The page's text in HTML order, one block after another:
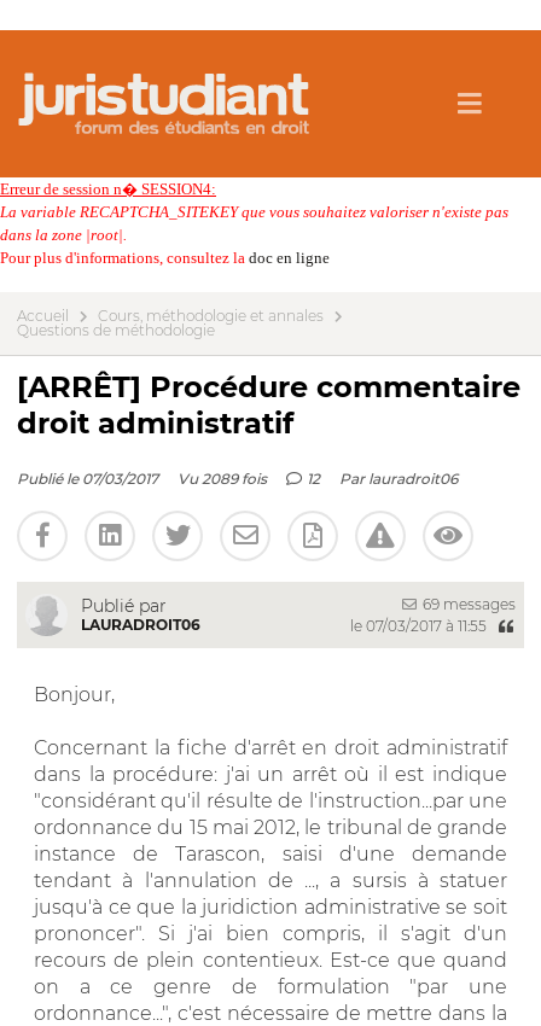
Erreur de session n� SESSION4:
La variable RECAPTCHA_SITEKEY que vous souhaitez valoriser n'existe pas
dans la zone |root|.
Pour plus d'informations, consultez la doc en ligne
Accueil
Cours, méthodologie et annales
Questions de méthodologie
[ARRÊT] Procédure commentaire
droit administratif
Publié le 07/03/2017 Vu 2089 fois 12 Par lauradroit06
Publié par
LAURADROIT06
69 messages
le 07/03/2017 à 11:55
Bonjour,
Concernant la fiche d'arrêt en droit administratif
dans la procédure: j'ai un arrêt où il est indique
"considérant qu'il résulte de l'instruction...par une
ordonnance du 15 mai 2012, le tribunal de grande
instance de Tarascon, saisi d'une demande
tendant à l'annulation de ..., a sursis à statuer
jusqu'à ce que la juridiction administrative se soit
prononcer". Si j'ai bien compris, il s'agit d'un
recours de plein contentieux. Est-ce que quand
on a ce genre de formulation "par une
ordonnance...", c'est nécessaire de mettre dans la